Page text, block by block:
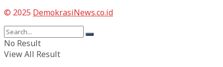
© 2025 DemokrasiNews.co.id
No Result
View All Result